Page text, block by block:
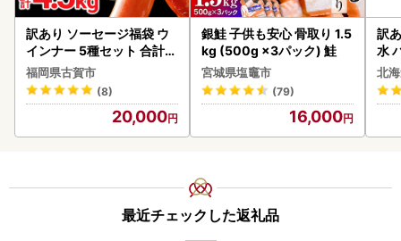
訳あり ソーセージ福袋 ウ
インナー 5種セット 合計4.
5kg ソーセージ
福岡県古賀市
(8)
20,000
銀鮭 子供も安心 骨取り 1.5
kg (500g ×3パック) 鮭
宮城県塩竈市
(79)
16,000
訳
水
ク
付
海
取
北
最近チェックした返礼品